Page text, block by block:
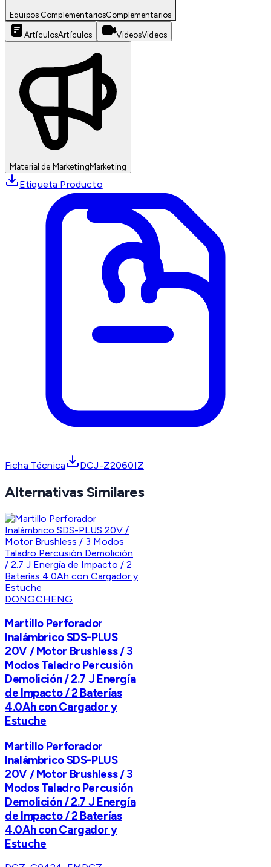
Equipos ComplementariosComplementarios
ArtículosArtículos VideosVideos
Material de MarketingMarketing
Etiqueta Producto
Ficha Técnica DCJ-Z2060IZ
Alternativas Similares
DONGCHENG
Martillo Perforador
Inalámbrico SDS-PLUS
20V / Motor Brushless / 3
Modos Taladro Percusión
Demolición / 2.7 J Energía
de Impacto / 2 Baterías
4.0Ah con Cargador y
Estuche
Martillo Perforador
Inalámbrico SDS-PLUS
20V / Motor Brushless / 3
Modos Taladro Percusión
Demolición / 2.7 J Energía
de Impacto / 2 Baterías
4.0Ah con Cargador y
Estuche